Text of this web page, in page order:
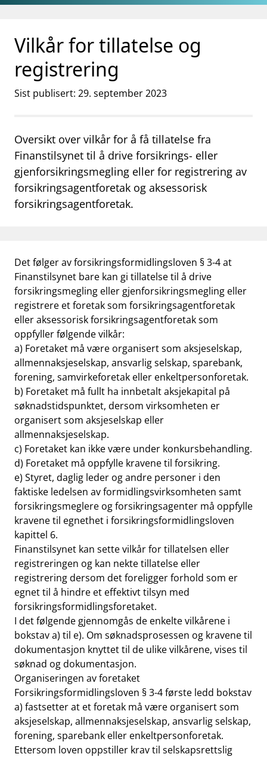
Gå til hovedinnhold
Gå til søkesiden
Vilkår for tillatelse og
registrering
Sist publisert: 29. september 2023
Oversikt over vilkår for å få tillatelse fra
Finanstilsynet til å drive forsikrings- eller
gjenforsikringsmegling eller for registrering av
forsikringsagentforetak og aksessorisk
forsikringsagentforetak.
Det følger av forsikringsformidlingsloven § 3-4 at
Finanstilsynet bare kan gi tillatelse til å drive
forsikringsmegling eller gjenforsikringsmegling eller
registrere et foretak som forsikringsagentforetak
eller aksessorisk forsikringsagentforetak som
oppfyller følgende vilkår:
a) Foretaket må være organisert som aksjeselskap,
allmennaksjeselskap, ansvarlig selskap, sparebank,
forening, samvirkeforetak eller enkeltpersonforetak.
b) Foretaket må fullt ha innbetalt aksjekapital på
søknadstidspunktet, dersom virksomheten er
organisert som aksjeselskap eller
allmennaksjeselskap.
c) Foretaket kan ikke være under konkursbehandling.
d) Foretaket må oppfylle kravene til forsikring.
e) Styret, daglig leder og andre personer i den
faktiske ledelsen av formidlingsvirksomheten samt
forsikringsmeglere og forsikringsagenter må oppfylle
kravene til egnethet i forsikringsformidlingsloven
kapittel 6.
Finanstilsynet kan sette vilkår for tillatelsen eller
registreringen og kan nekte tillatelse eller
registrering dersom det foreligger forhold som er
egnet til å hindre et effektivt tilsyn med
forsikringsformidlingsforetaket.
I det følgende gjennomgås de enkelte vilkårene i
bokstav a) til e). Om søknadsprosessen og kravene til
dokumentasjon knyttet til de ulike vilkårene, vises til
søknad og dokumentasjon.
Organiseringen av foretaket
Forsikringsformidlingsloven § 3-4 første ledd bokstav
a) fastsetter at et foretak må være organisert som
aksjeselskap, allmennaksjeselskap, ansvarlig selskap,
forening, sparebank eller enkeltpersonforetak.
Ettersom loven oppstiller krav til selskapsrettslig